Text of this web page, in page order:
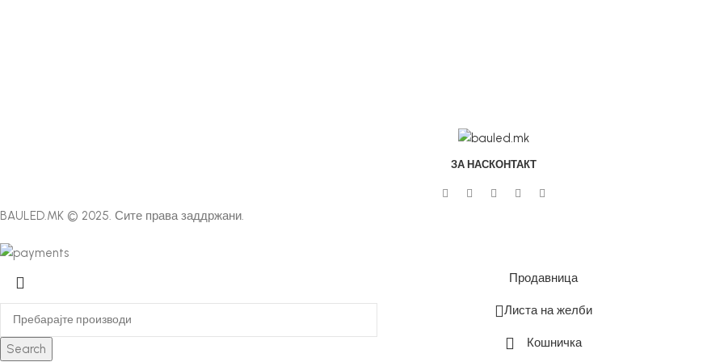
ЗА НАСКОНТАКТ
BAULED.MK © 2025. Сите права заддржани.
Search
Продавница
Листа на желби
Кошничка